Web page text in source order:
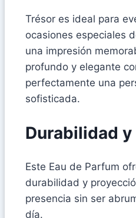
Trésor es ideal para
ocasiones especiales
una impresión
profundo y elegante
perfectamente una
sofisticada.
Durabilidad
Este Eau de Parfum
durabilidad y
presencia sin ser
día.